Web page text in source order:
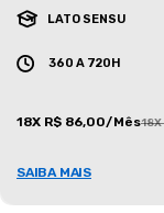
LATO SENSU
360 A 720H
18X R$ 86,00/Mês18X
SAIBA MAIS